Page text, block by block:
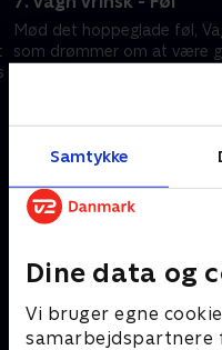
Samtykke
Dine data og
Vi bruger egne
samarbejdspartnere
Mød det hoppeglade føl,
som drømmer om at være
28. august 2021 • 4 min
Andre så også